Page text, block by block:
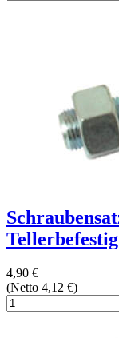
4,90 €
(Netto 4,12 €)